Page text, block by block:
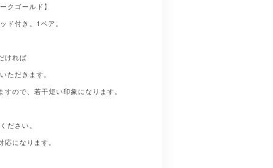
クゴールド】
ド付き。1ペア。
ければ
ただきます。
ので、若干短い印象になります。
ださい。
になります。